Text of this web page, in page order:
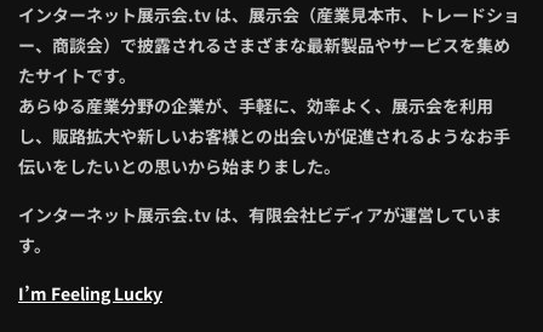
インターネット展示会.tv は、展示会（産業見本市、トレードショ
ー、商談会）で披露されるさまざまな最新製品やサービスを集め
たサイトです。
あらゆる産業分野の企業が、手軽に、効率よく、展示会を利用
し、販路拡大や新しいお客様との出会いが促進されるようなお手
伝いをしたいとの思いから始まりました。
インターネット展示会.tv は、有限会社ビディアが運営していま
す。
I’m Feeling Lucky